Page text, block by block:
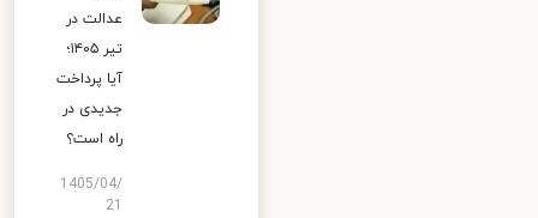
عدالت در
تیر ۱۴۰۵؛
آیا پرداخت
جدیدی در
راه است؟
1405/04/